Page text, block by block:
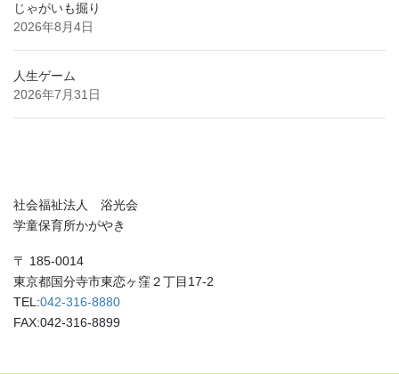
じゃがいも掘り
2026年8月4日
人生ゲーム
2026年7月31日
社会福祉法人 浴光会
学童保育所かがやき
〒 185-0014
東京都国分寺市東恋ヶ窪２丁目17-2
TEL:042-316-8880
FAX:042-316-8899